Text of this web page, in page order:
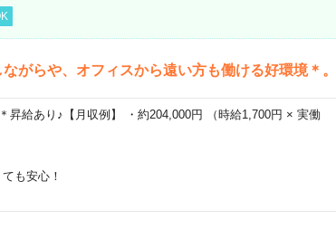
がらや、オフィスから遠い方も働ける好環境＊。
昇給あり♪【月収例】 ・約204,000円 （時給1,700円 × 実働
も安心！